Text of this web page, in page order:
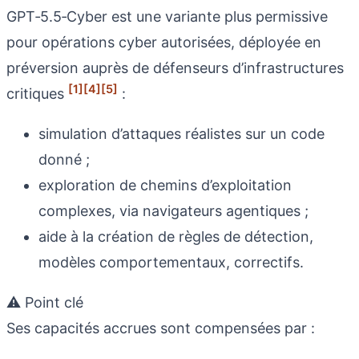
GPT‑5.5‑Cyber est une variante plus permissive
pour opérations cyber autorisées, déployée en
préversion auprès de défenseurs d’infrastructures
critiques [1][4][5] :
simulation d’attaques réalistes sur un code
donné ;
exploration de chemins d’exploitation
complexes, via navigateurs agentiques ;
aide à la création de règles de détection,
modèles comportementaux, correctifs.
⚠️ Point clé
Ses capacités accrues sont compensées par :